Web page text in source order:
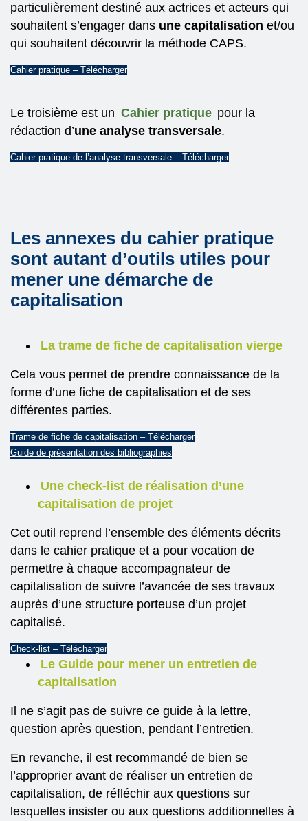
particulièrement destiné aux actrices et acteurs qui
souhaitent s’engager dans une capitalisation et/ou
qui souhaitent découvrir la méthode CAPS.
Cahier pratique – Télécharger
Le troisième est un Cahier pratique pour la
rédaction d’une analyse transversale.
Cahier pratique de l’analyse transversale – Télécharger
Les annexes du cahier pratique
sont autant d’outils utiles pour
mener une démarche de
capitalisation
La trame de fiche de capitalisation vierge
Cela vous permet de prendre connaissance de la
forme d’une fiche de capitalisation et de ses
différentes parties.
Trame de fiche de capitalisation – Télécharger
Guide de présentation des bibliographies
Une check-list de réalisation d’une
capitalisation de projet
Cet outil reprend l’ensemble des éléments décrits
dans le cahier pratique et a pour vocation de
permettre à chaque accompagnateur de
capitalisation de suivre l’avancée de ses travaux
auprès d’une structure porteuse d’un projet
capitalisé.
Check-list – Télécharger
Le Guide pour mener un entretien de
capitalisation
Il ne s’agit pas de suivre ce guide à la lettre,
question après question, pendant l’entretien.
En revanche, il est recommandé de bien se
l’approprier avant de réaliser un entretien de
capitalisation, de réfléchir aux questions sur
lesquelles insister ou aux questions additionnelles à